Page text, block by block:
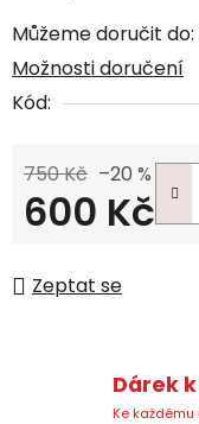
Můžeme doručit do:
Možnosti doručení
Kód:
750 Kč –20 %
600 Kč
Zeptat se
Dárek
Ke